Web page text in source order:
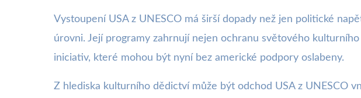
Vystoupení USA z UNESCO má širší dopady než jen politické
úrovni. Její programy zahrnují nejen ochranu světového
iniciativ, které mohou být nyní bez americké podpory oslabeny.
Z hlediska kulturního dědictví může být odchod USA z UNESCO